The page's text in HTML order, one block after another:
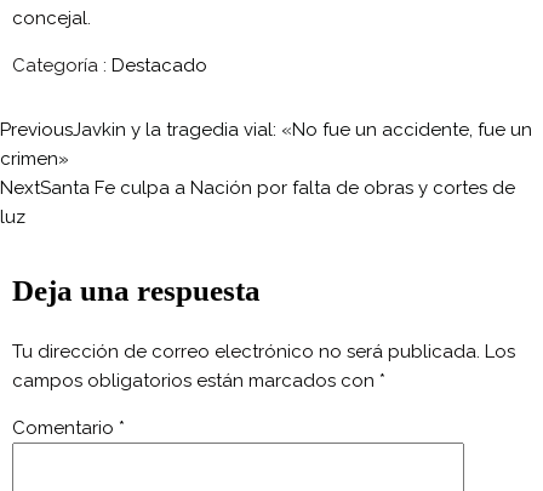
concejal.
Categoría : Destacado
PreviousJavkin y la tragedia vial: «No fue un accidente, fue un
crimen»
NextSanta Fe culpa a Nación por falta de obras y cortes de
luz
Deja una respuesta
Tu dirección de correo electrónico no será publicada. Los
campos obligatorios están marcados con *
Comentario *